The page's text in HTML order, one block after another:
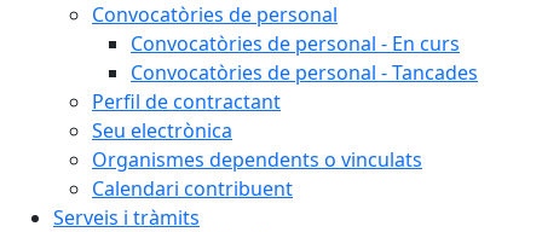
Convocatòries de personal
Convocatòries de personal - En curs
Convocatòries de personal - Tancades
Perfil de contractant
Seu electrònica
Organismes dependents o vinculats
Calendari contribuent
Serveis i tràmits